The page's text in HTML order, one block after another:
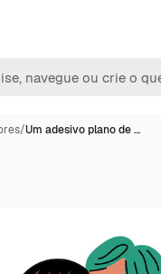
/Um adesivo plano de …